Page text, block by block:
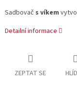
Sadbovač s víkem
Detailní informace
ZEPTAT SE